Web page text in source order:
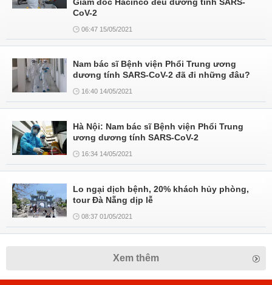
CoV-2
06:47 15/05/2021
Nam bác sĩ Bệnh viện Phổi Trung ương
dương tính SARS-CoV-2 đã đi những đâu?
16:40 14/05/2021
Hà Nội: Nam bác sĩ Bệnh viện Phổi Trung
ương dương tính SARS-CoV-2
16:34 14/05/2021
Lo ngại dịch bệnh, 20% khách hủy phòng,
tour Đà Nẵng dịp lễ
08:37 01/05/2021
Xem thêm